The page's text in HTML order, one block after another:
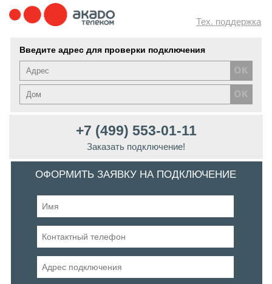
Тех. поддержка
Введите адрес для проверки подключения
+7 (499) 553-01-11
Заказать подключение!
ОФОРМИТЬ ЗАЯВКУ НА ПОДКЛЮЧЕНИЕ